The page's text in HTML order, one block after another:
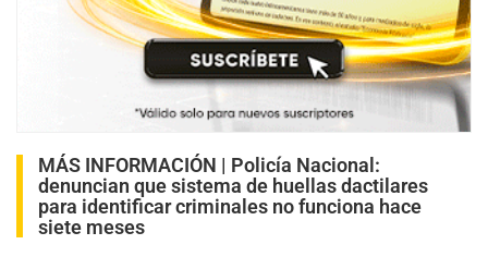
MÁS INFORMACIÓN | Policía Nacional:
denuncian que sistema de huellas dactilares
para identificar criminales no funciona hace
siete meses